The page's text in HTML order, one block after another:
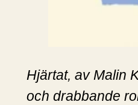
Hjärtat, av Malin
och drabbande